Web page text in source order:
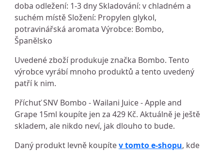
doba odležení: 1-3 dny Skladování: v chladném a
suchém místě Složení: Propylen glykol,
potravinářská aromata Výrobce: Bombo,
Španělsko
Uvedené zboží produkuje značka Bombo. Tento
výrobce vyrábí mnoho produktů a tento uvedený
patří k nim.
Příchuť SNV Bombo - Wailani Juice - Apple and
Grape 15ml koupíte jen za 429 Kč. Aktuálně je ještě
skladem, ale nikdo neví, jak dlouho to bude.
Daný produkt levně koupítev tomto e-shopu, kde